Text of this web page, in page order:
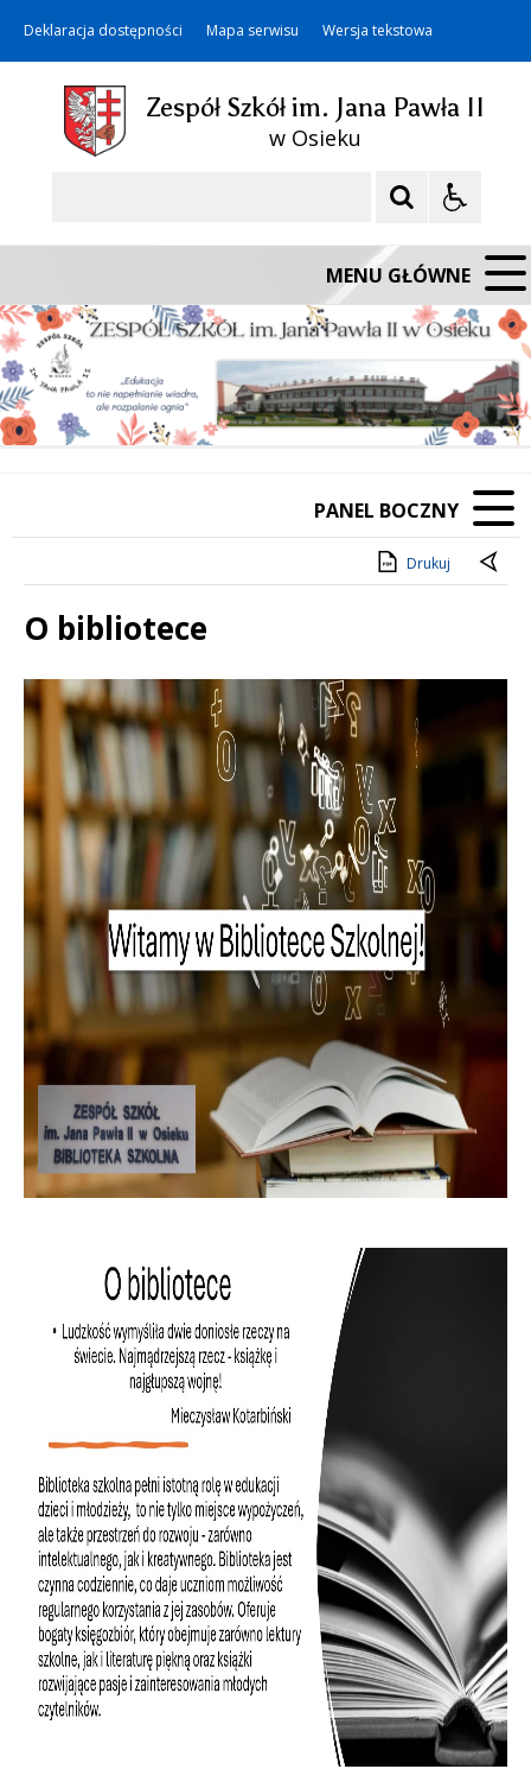
Deklaracja dostępności Mapa serwisu Wersja tekstowa
Zespół Szkół im. Jana Pawła II
w Osieku
MENU GŁÓWNE
PANEL BOCZNY
Drukuj
O bibliotece
Treść